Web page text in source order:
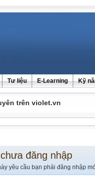
Tư liệu E-Learning Kỹ
trên violet.vn
đăng nhập
yêu cầu bạn phải đăng nhập